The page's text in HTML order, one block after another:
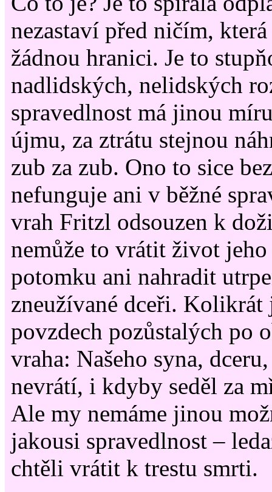
nezastaví před ničím, která
žádnou hranici. Je to
nadlidských, nelidských
spravedlnost má jinou
újmu, za ztrátu stejnou
zub za zub. Ono to sice
nefunguje ani v běžné
vrah Fritzl odsouzen k
nemůže to vrátit život jeho
potomku ani nahradit
zneužívané dceři. Kolikrát
povzdech pozůstalých po
vraha: Našeho syna,
nevrátí, i kdyby seděl za
Ale my nemáme jinou
jakousi spravedlnost –
chtěli vrátit k trestu smrti.